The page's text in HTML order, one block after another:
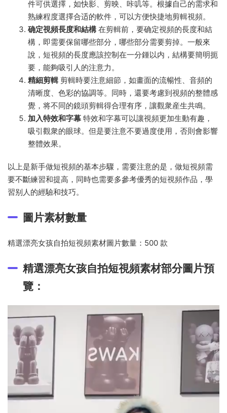
件可供選擇，如快影、剪映、咔叽等。根據自己的需求和
熟練程度選擇合适的軟件，可以方便快捷地剪輯視頻。
确定視頻長度和結構 在剪輯前，要确定視頻的長度和結
構，即需要保留哪些部分，哪些部分需要剪掉。一般來
說，短視頻的長度應該控制在一分鍾以内，結構要簡明扼
要，能夠吸引人的注意力。
精細剪輯剪輯時要注意細節，如畫面的流暢性、音頻的
清晰度、色彩的協調等。同時，還要考慮到視頻的整體感
覺，将不同的鏡頭剪輯得合理有序，讓觀衆産生共鳴。
加入特效和字幕 特效和字幕可以讓視頻更加生動有趣，
吸引觀衆的眼球。但是要注意不要過度使用，否則會影響
整體效果。
以上是新手做短視頻的基本步驟，需要注意的是，做短視頻需
要不斷練習和提高，同時也需要多參考優秀的短視頻作品，學
習别人的經驗和技巧。
圖片素材數量
精選漂亮女孩自拍短視頻素材圖片數量：500 款
精選漂亮女孩自拍短視頻素材部分圖片預
覽：